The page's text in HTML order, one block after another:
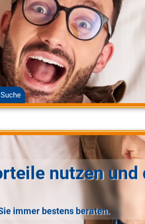
Suche
nutzen und
immer bestens beraten.